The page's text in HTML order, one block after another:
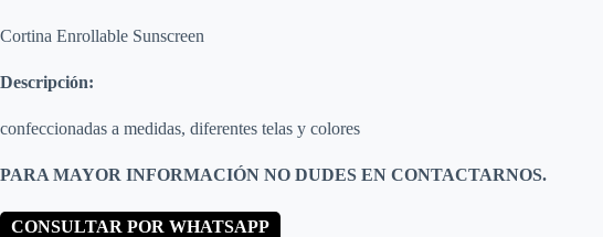
Cortina Enrollable Sunscreen
Descripción:
confeccionadas a medidas, diferentes telas y colores
PARA MAYOR INFORMACIÓN NO DUDES EN CONTACTARNOS.
CONSULTAR POR WHATSAPP